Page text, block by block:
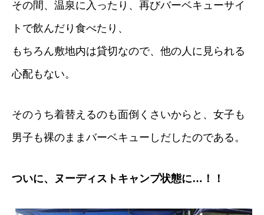
その間、温泉に入ったり、再びバーベキューサイ
トで飲んだり食べたり、
もちろん敷地内は貸切なので、他の人に見られる
心配もない。
そのうち着替えるのも面倒くさいからと、女子も
男子も裸のままバーベキューしだしたのである。
ついに、ヌーディストキャンプ状態に…！！